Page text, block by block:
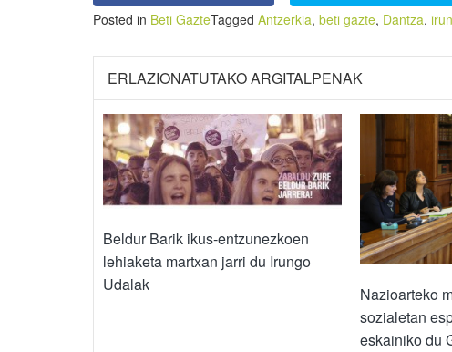
Posted in Beti GazteTagged Antzerkia, beti gazte, Dantza, irun
ERLAZIONATUTAKO ARGITALPENAK
Beldur Barik ikus-entzunezkoen
lehiaketa martxan jarri du Irungo
Udalak
Nazioarteko
sozialetan
eskainiko du